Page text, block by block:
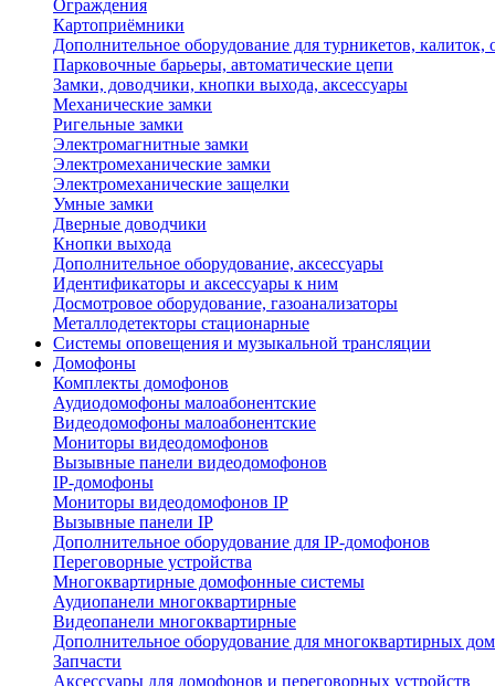
Ограждения
Картоприёмники
Дополнительное оборудование для турникетов, калиток,
Парковочные барьеры, автоматические цепи
Замки, доводчики, кнопки выхода, аксессуары
Механические замки
Ригельные замки
Электромагнитные замки
Электромеханические замки
Электромеханические защелки
Умные замки
Дверные доводчики
Кнопки выхода
Дополнительное оборудование, аксессуары
Идентификаторы и аксессуары к ним
Досмотровое оборудование, газоанализаторы
Металлодетекторы стационарные
Системы оповещения и музыкальной трансляции
Домофоны
Комплекты домофонов
Аудиодомофоны малоабонентские
Видеодомофоны малоабонентские
Мониторы видеодомофонов
Вызывные панели видеодомофонов
IP-домофоны
Мониторы видеодомофонов IP
Вызывные панели IP
Дополнительное оборудование для IP-домофонов
Переговорные устройства
Многоквартирные домофонные системы
Аудиопанели многоквартирные
Видеопанели многоквартирные
Дополнительное оборудование для многоквартирных
Запчасти
Аксессуары для домофонов и переговорных устройств